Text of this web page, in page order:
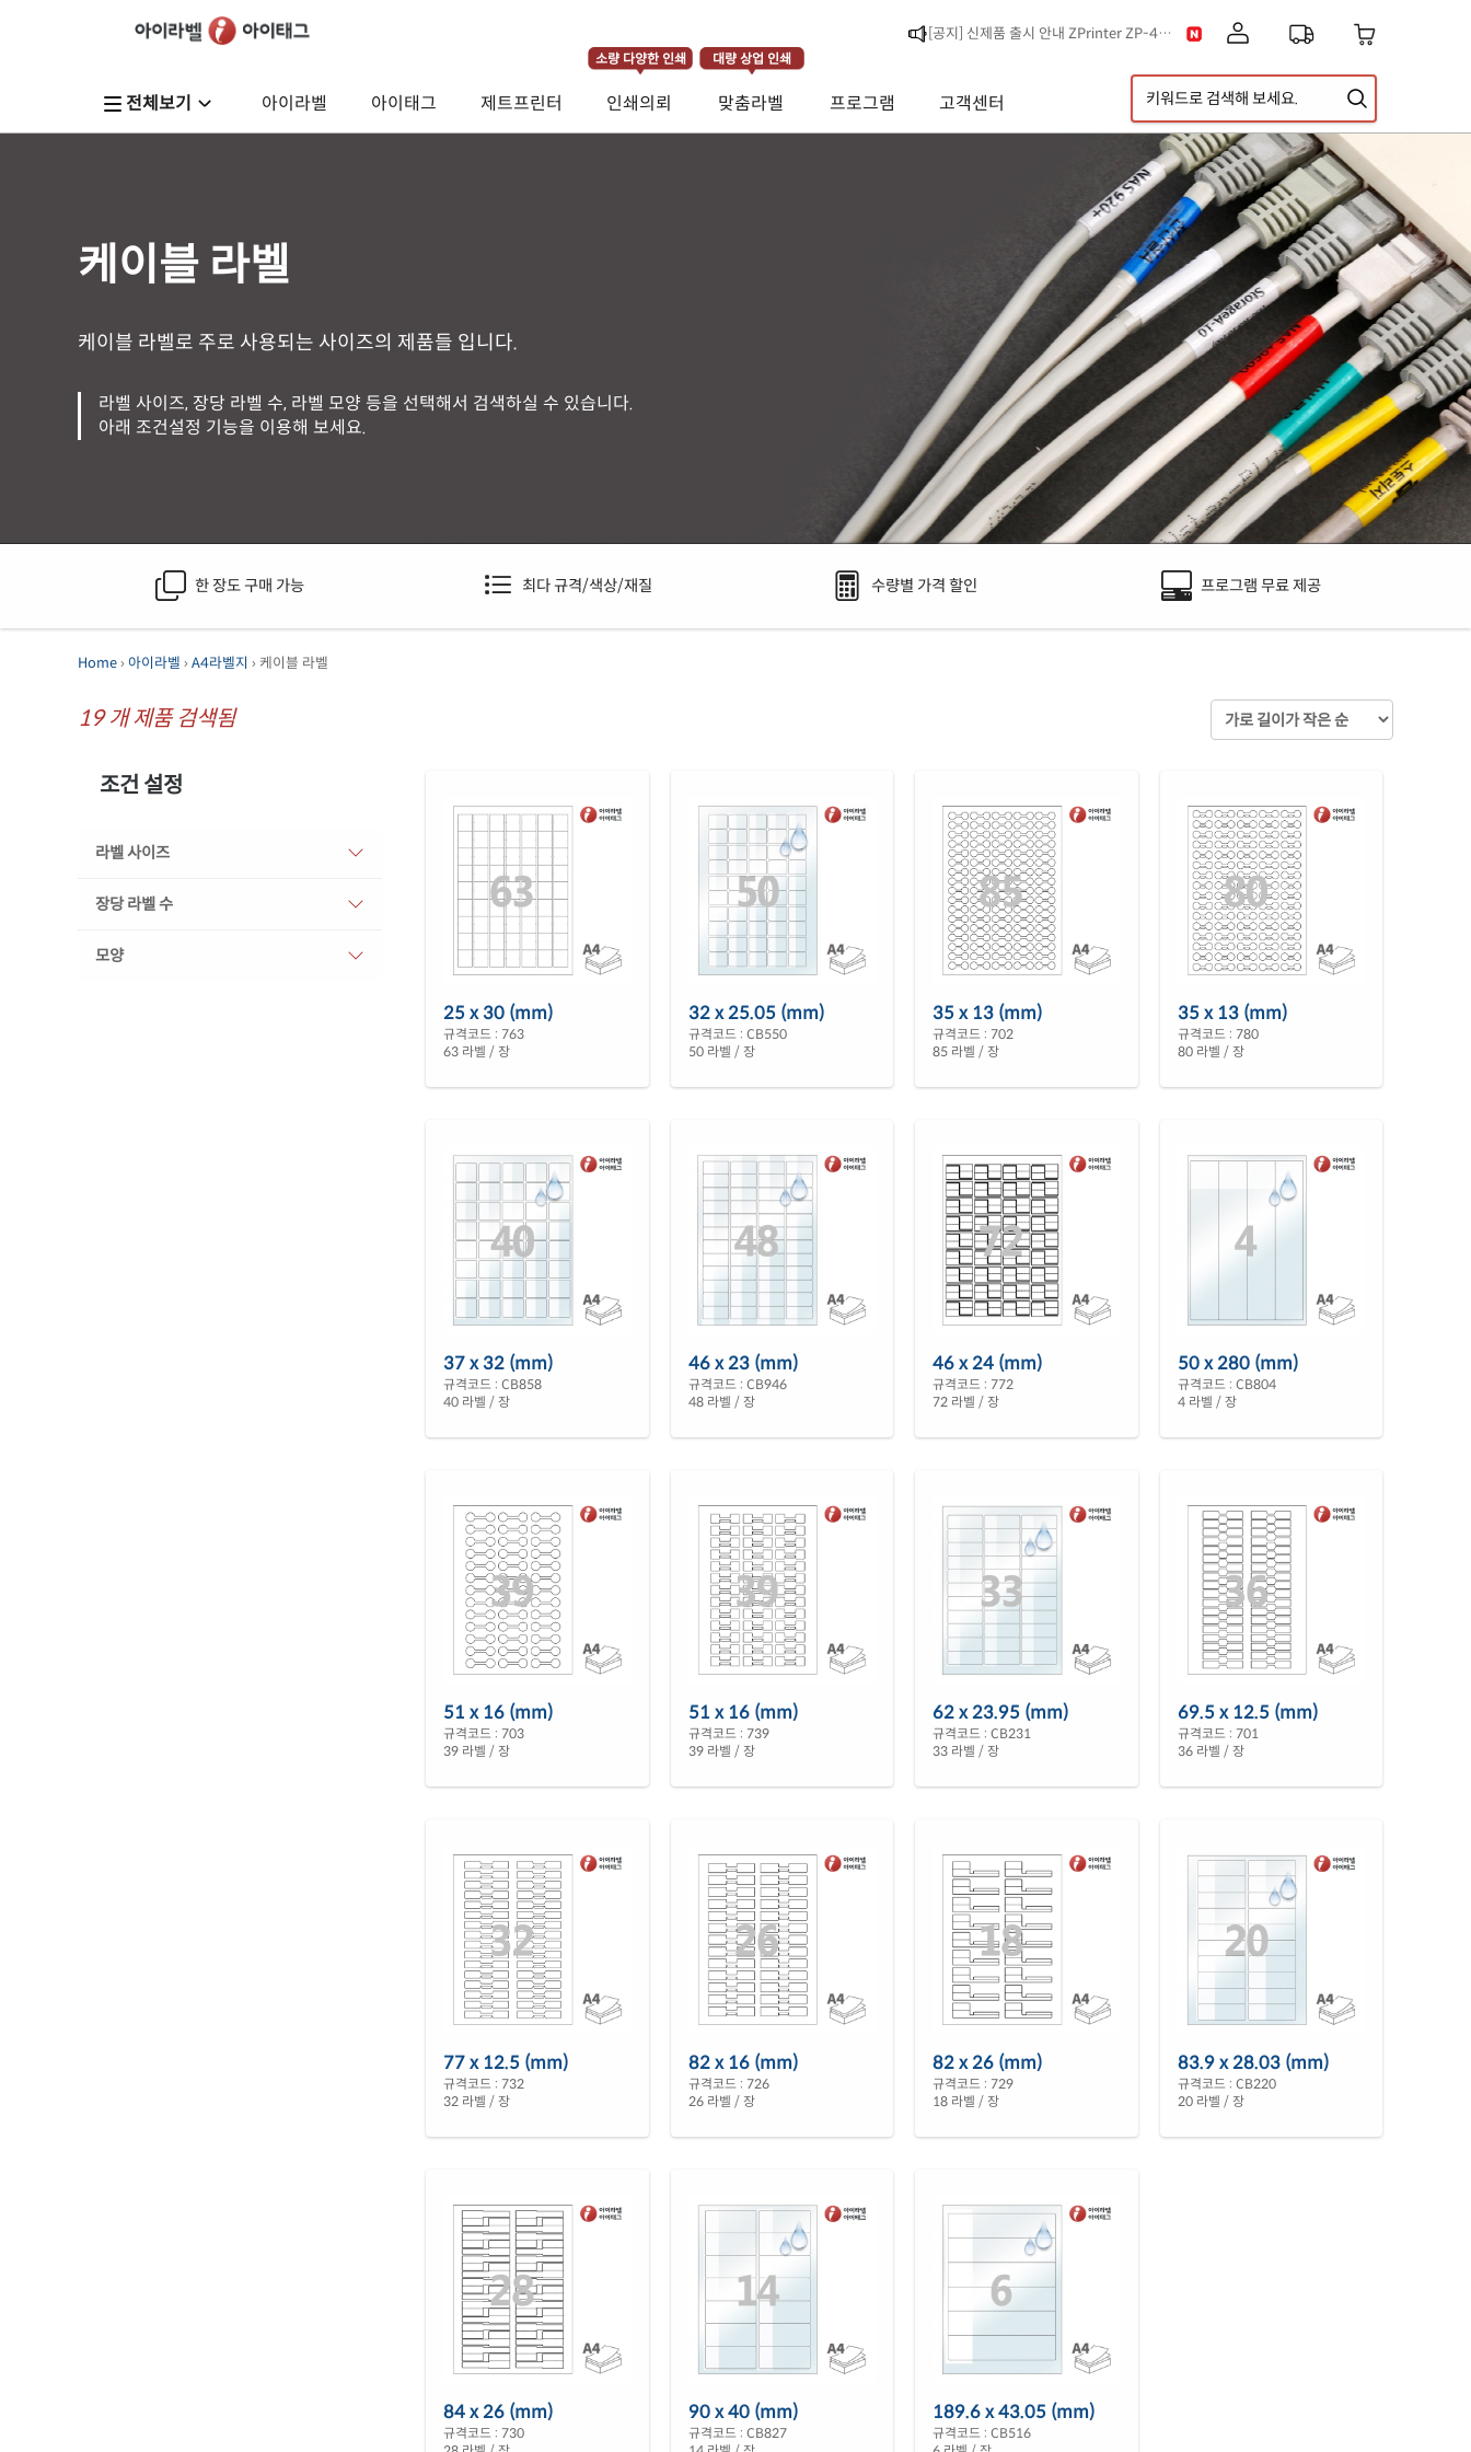
[공지] 신제품 출시 안내 ZPrinter ZP-4121B
[공지] 택배 없는 날 & 광복절 배송안내
[공지] 고객센터 운영시간 및 내선번호 변경 안내
[공지] 아이라벨 무료배송 기준 금액 변경 안내
전체보기 아이라벨 아이태그 제트프린터
소량 다양한 인쇄
인쇄의뢰
대량 상업 인쇄
맞춤라벨 프로그램 고객센터
케이블 라벨
케이블 라벨로 주로 사용되는 사이즈의 제품들 입니다.
라벨 사이즈, 장당 라벨 수, 라벨 모양 등을 선택해서 검색하실 수 있습니다.
아래 조건설정 기능을 이용해 보세요.
한 장도 구매 가능 최다 규격/색상/재질 수량별 가격 할인 프로그램 무료 제공
Home› 아이라벨 › A4라벨지 › 케이블 라벨
19개 제품 검색됨
조건 설정
라벨 사이즈
장당 라벨 수
모양
25 x 30 (mm)
규격코드 : 763
63 라벨 / 장
32 x 25.05 (mm)
규격코드 : CB550
50 라벨 / 장
35 x 13 (mm)
규격코드 : 702
85 라벨 / 장
35 x 13 (mm)
규격코드 : 780
80 라벨 / 장
37 x 32 (mm)
규격코드 : CB858
40 라벨 / 장
46 x 23 (mm)
규격코드 : CB946
48 라벨 / 장
46 x 24 (mm)
규격코드 : 772
72 라벨 / 장
50 x 280 (mm)
규격코드 : CB804
4 라벨 / 장
51 x 16 (mm)
규격코드 : 703
39 라벨 / 장
51 x 16 (mm)
규격코드 : 739
39 라벨 / 장
62 x 23.95 (mm)
규격코드 : CB231
33 라벨 / 장
69.5 x 12.5 (mm)
규격코드 : 701
36 라벨 / 장
77 x 12.5 (mm)
규격코드 : 732
32 라벨 / 장
82 x 16 (mm)
규격코드 : 726
26 라벨 / 장
82 x 26 (mm)
규격코드 : 729
18 라벨 / 장
83.9 x 28.03 (mm)
규격코드 : CB220
20 라벨 / 장
84 x 26 (mm)
규격코드 : 730
90 x 40 (mm)
규격코드 : CB827
189.6 x 43.05 (mm)
규격코드 : CB516